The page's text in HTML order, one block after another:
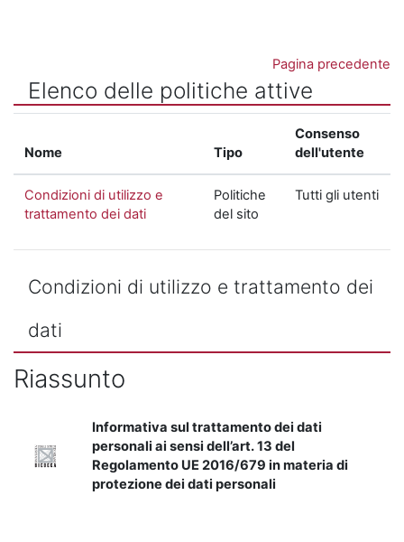
Pagina precedente
Elenco delle politiche attive
Nome Tipo
Consenso
dell'utente
Condizioni di utilizzo e
trattamento dei dati
Politiche
del sito
Tutti gli utenti
Condizioni di utilizzo e trattamento dei
dati
Riassunto
Informativa sul trattamento dei dati
personali ai sensi dell’art. 13 del
Regolamento UE 2016/679 in materia di
protezione dei dati personali